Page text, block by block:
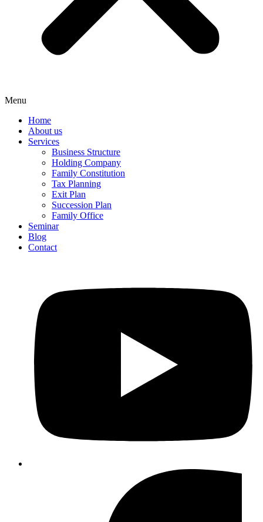
Menu
Home
About us
Services
Business Structure
Holding Company
Family Constitution
Tax Planning
Exit Plan
Succession Plan
Family Office
Seminar
Blog
Contact